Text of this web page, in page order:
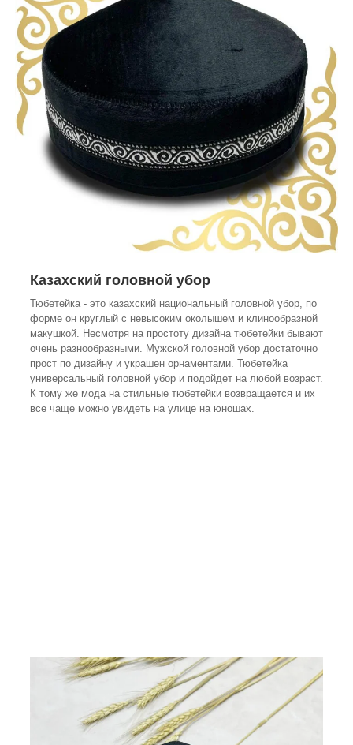
Казахский головной убор
Тюбетейка - это казахский национальный головной убор, по
форме он круглый с невысоким околышем и клинообразной
макушкой. Несмотря на простоту дизайна тюбетейки бывают
очень разнообразными. Мужской головной убор достаточно
прост по дизайну и украшен орнаментами. Тюбетейка
универсальный головной убор и подойдет на любой возраст.
К тому же мода на стильные тюбетейки возвращается и их
все чаще можно увидеть на улице на юношах.